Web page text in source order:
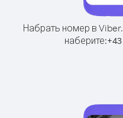
Набрать номер в Viber.
наберите:+43